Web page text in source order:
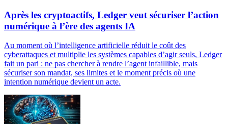
Après les cryptoactifs, Ledger veut sécuriser l’action
numérique à l’ère des agents IA
Au moment où l’intelligence artificielle réduit le coût des
cyberattaques et multiplie les systèmes capables d’agir seuls, Ledger
fait un pari : ne pas chercher à rendre l’agent infaillible, mais
sécuriser son mandat, ses limites et le moment précis où une
intention numérique devient un acte.